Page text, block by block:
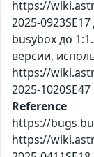
https://
2025-
busybox до
версии,
https://
2025-1020SE47
Reference
https://
https://